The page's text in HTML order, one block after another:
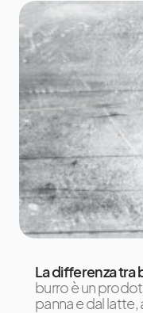
La differenza
burro è un
panna e dal